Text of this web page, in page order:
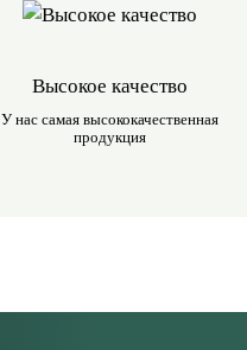
Высокое качество
У нас самая высококачественная
продукция